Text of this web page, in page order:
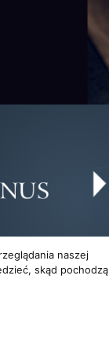
naszej
skąd pochodzą